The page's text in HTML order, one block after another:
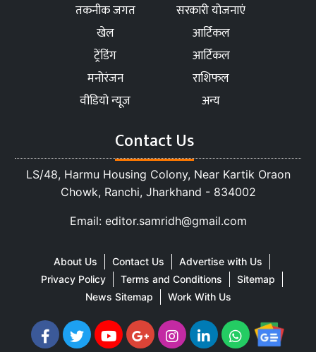
तकनीक जगत
सरकारी योजनाएं
खेल
आर्टिकल
ट्रेंडिंग
आर्टिकल
मनोरंजन
राशिफल
वीडियो न्यूज
अन्य
Contact Us
LS/48, Harmu Housing Colony, Near Kartik Oraon
Chowk, Ranchi, Jharkhand - 834002
Email: editor.samridh@gmail.com
About Us Contact Us
Advertise with Us
Privacy Policy
Terms and Conditions
Sitemap
News Sitemap
Work With Us